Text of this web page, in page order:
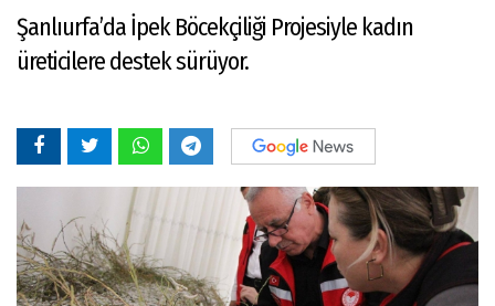
Şanlıurfa’da İpek Böcekçiliği Projesiyle kadın
üreticilere destek sürüyor.